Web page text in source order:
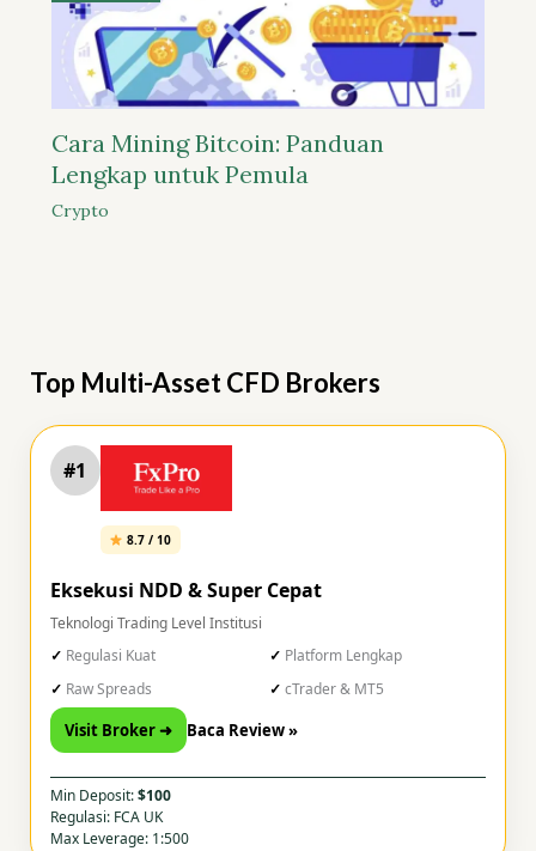
Cara Mining Bitcoin: Panduan
Lengkap untuk Pemula
Crypto
Top Multi-Asset CFD Brokers
#1
8.7 / 10
Eksekusi NDD & Super Cepat
Teknologi Trading Level Institusi
Regulasi Kuat
Platform Lengkap
Raw Spreads
cTrader & MT5
Visit Broker ➜ Baca Review »
Min Deposit:$100
Regulasi: FCA UK
Max Leverage: 1:500